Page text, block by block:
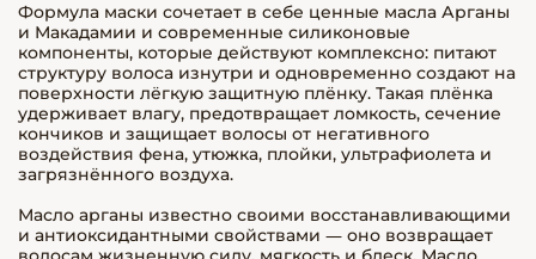
Формула маски сочетает в себе ценные масла Арганы
и Макадамии и современные силиконовые
компоненты, которые действуют комплексно: питают
структуру волоса изнутри и одновременно создают на
поверхности лёгкую защитную плёнку. Такая плёнка
удерживает влагу, предотвращает ломкость, сечение
кончиков и защищает волосы от негативного
воздействия фена, утюжка, плойки, ультрафиолета и
загрязнённого воздуха.
Масло арганы известно своими восстанавливающими
и антиоксидантными свойствами — оно возвращает